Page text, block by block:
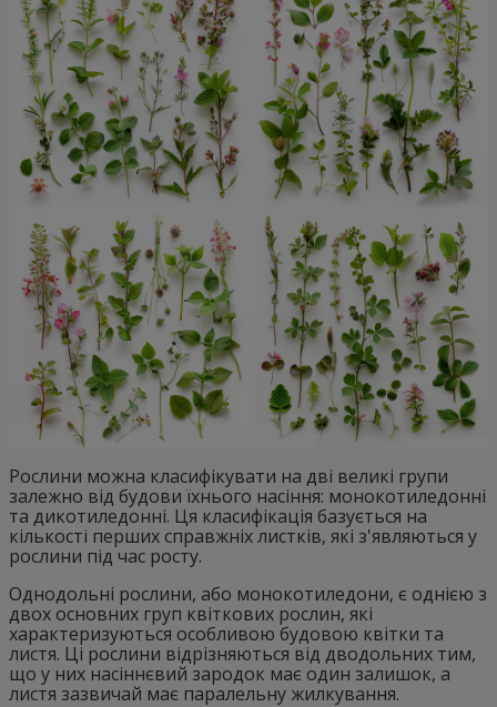
Рослини можна класифікувати на дві великі групи
залежно від будови їхнього насіння: монокотиледонні
та дикотиледонні. Ця класифікація базується на
кількості перших справжніх листків, які з'являються у
рослини під час росту.
Однодольні рослини, або монокотиледони, є однією з
двох основних груп квіткових рослин, які
характеризуються особливою будовою квітки та
листя. Ці рослини відрізняються від дводольних тим,
що у них насіннєвий зародок має один залишок, а
листя зазвичай має паралельну жилкування.